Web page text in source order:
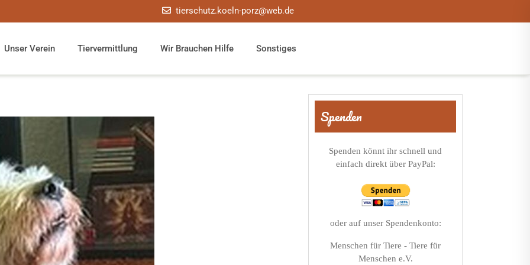
tierschutz.koeln-porz@web.de
Unser Verein Tiervermittlung Wir Brauchen Hilfe Sonstiges
Spenden
Spenden könnt ihr schnell und
einfach direkt über PayPal:
oder auf unser Spendenkonto:
Menschen für Tiere - Tiere für
Menschen e.V.